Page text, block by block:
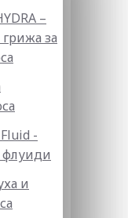
–
за
-
и